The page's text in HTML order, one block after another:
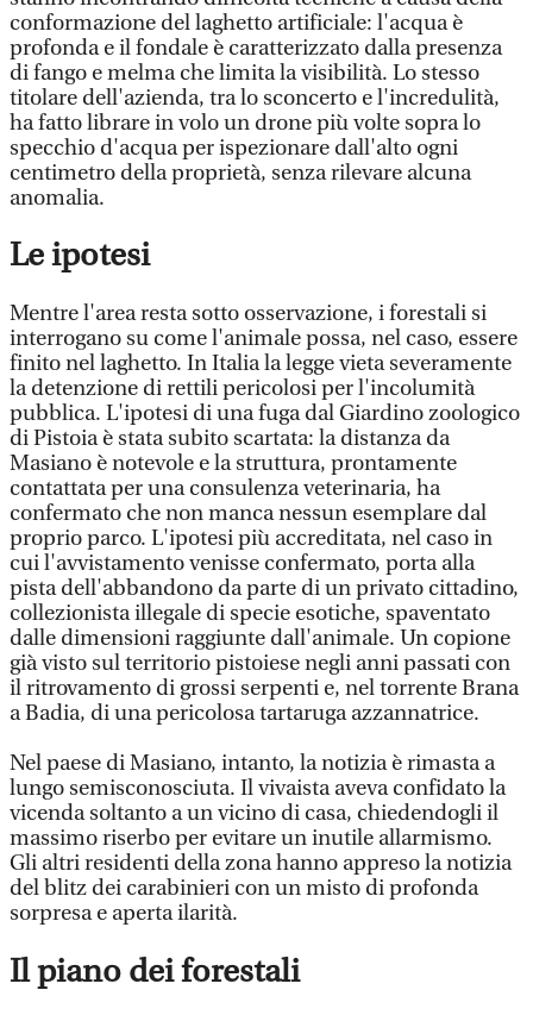
conformazione del laghetto artificiale: l'acqua è
profonda e il fondale è caratterizzato dalla presenza
di fango e melma che limita la visibilità. Lo stesso
titolare dell'azienda, tra lo sconcerto e l'incredulità,
ha fatto librare in volo un drone più volte sopra lo
specchio d'acqua per ispezionare dall'alto ogni
centimetro della proprietà, senza rilevare alcuna
anomalia.
Le ipotesi
Mentre l'area resta sotto osservazione, i forestali si
interrogano su come l'animale possa, nel caso, essere
finito nel laghetto. In Italia la legge vieta severamente
la detenzione di rettili pericolosi per l'incolumità
pubblica. L'ipotesi di una fuga dal Giardino zoologico
di Pistoia è stata subito scartata: la distanza da
Masiano è notevole e la struttura, prontamente
contattata per una consulenza veterinaria, ha
confermato che non manca nessun esemplare dal
proprio parco. L'ipotesi più accreditata, nel caso in
cui l'avvistamento venisse confermato, porta alla
pista dell'abbandono da parte di un privato cittadino,
collezionista illegale di specie esotiche, spaventato
dalle dimensioni raggiunte dall'animale. Un copione
già visto sul territorio pistoiese negli anni passati con
il ritrovamento di grossi serpenti e, nel torrente Brana
a Badia, di una pericolosa tartaruga azzannatrice.
Nel paese di Masiano, intanto, la notizia è rimasta a
lungo semisconosciuta. Il vivaista aveva confidato la
vicenda soltanto a un vicino di casa, chiedendogli il
massimo riserbo per evitare un inutile allarmismo.
Gli altri residenti della zona hanno appreso la notizia
del blitz dei carabinieri con un misto di profonda
sorpresa e aperta ilarità.
Il piano dei forestali